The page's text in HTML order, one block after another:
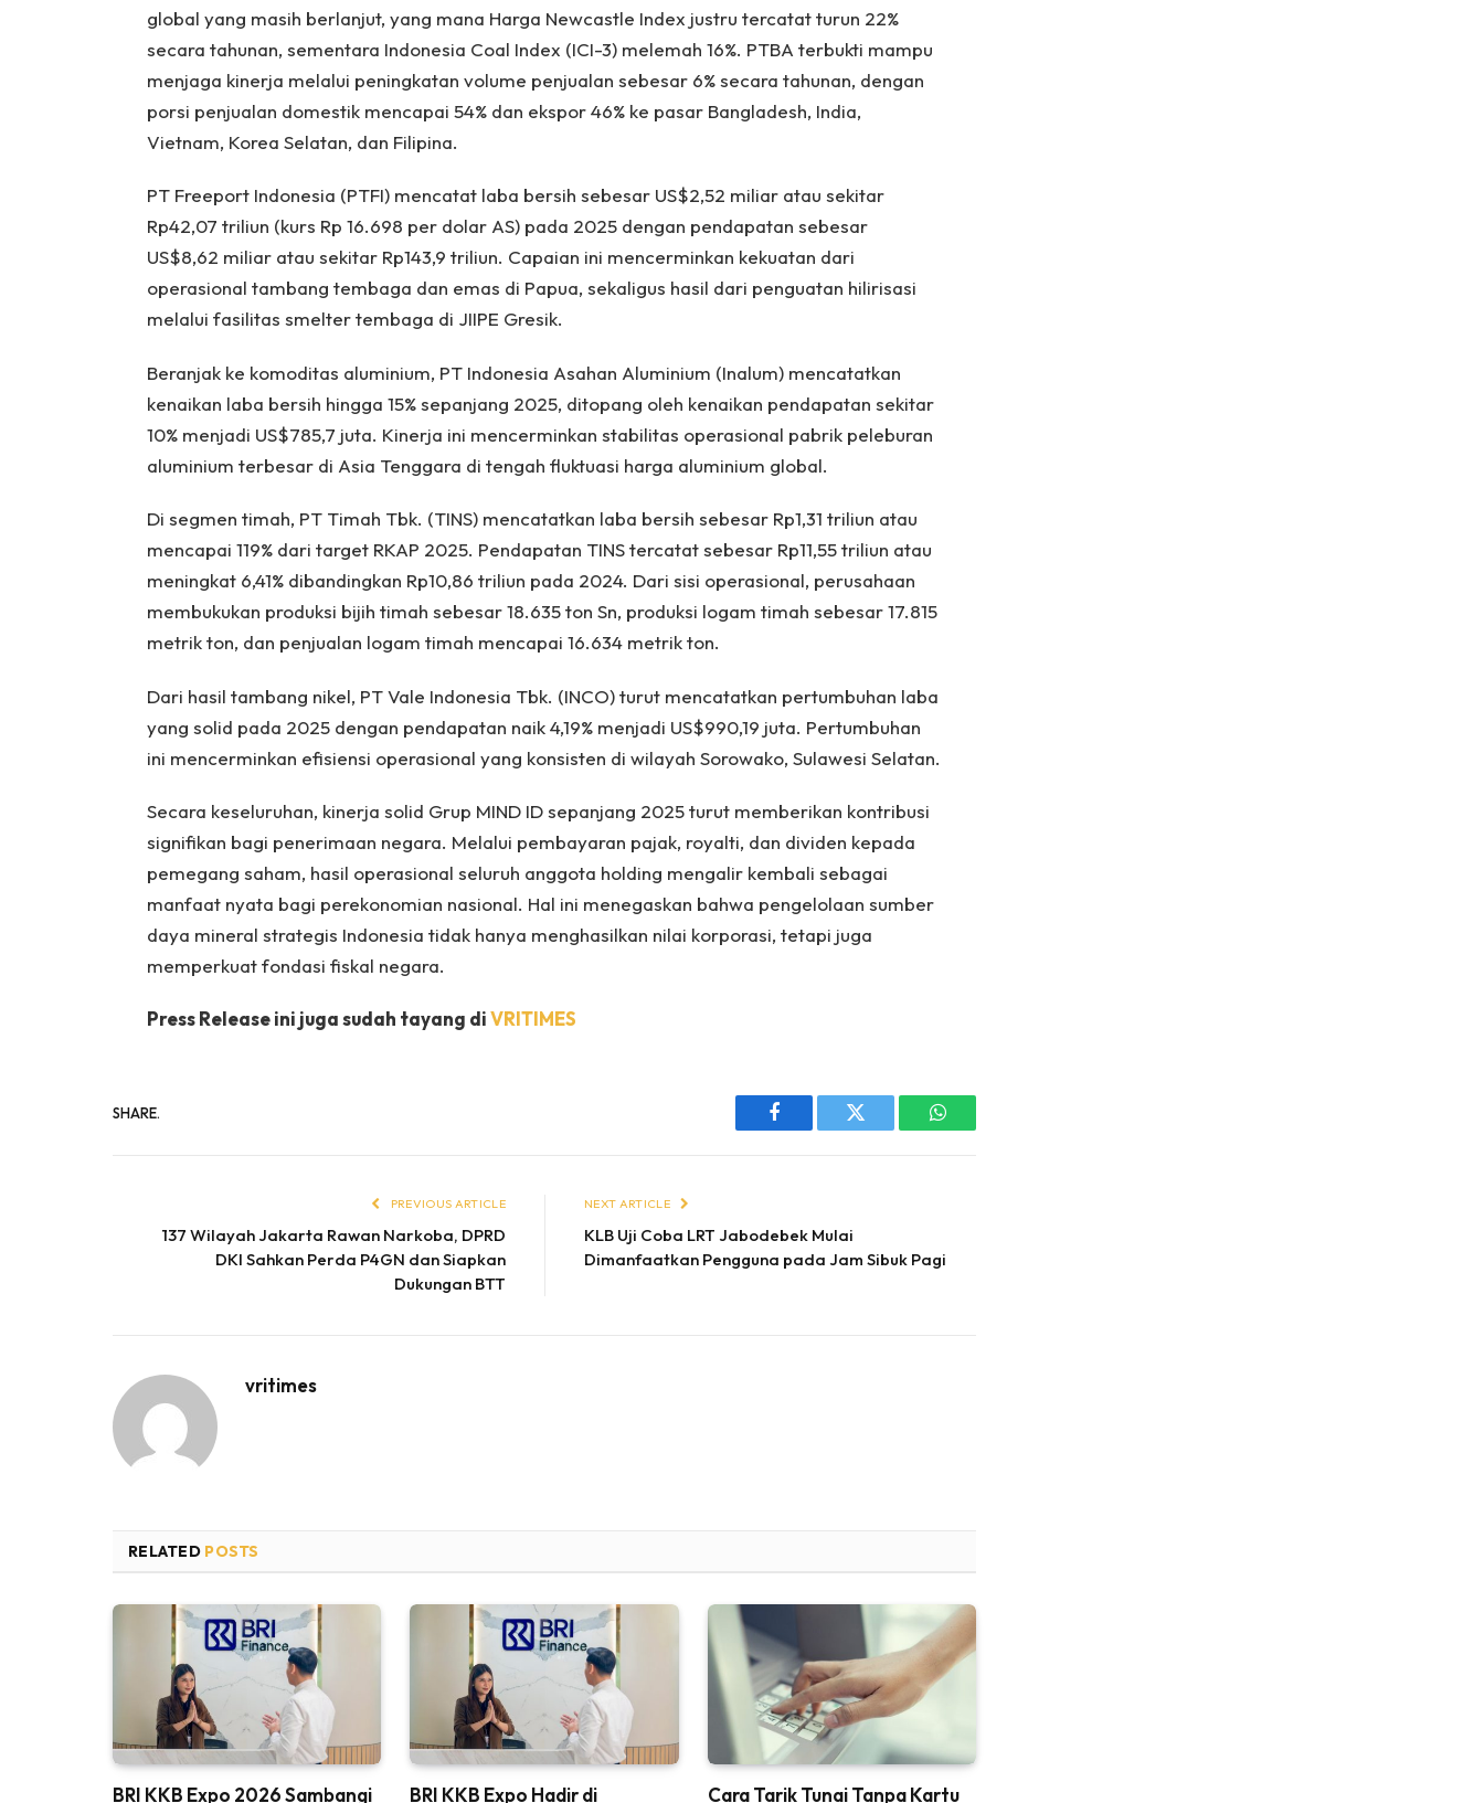
global yang masih berlanjut, yang mana Harga Newcastle Index justru tercatat turun 22%
secara tahunan, sementara Indonesia Coal Index (ICI-3) melemah 16%. PTBA terbukti mampu
menjaga kinerja melalui peningkatan volume penjualan sebesar 6% secara tahunan, dengan
porsi penjualan domestik mencapai 54% dan ekspor 46% ke pasar Bangladesh, India,
Vietnam, Korea Selatan, dan Filipina.
PT Freeport Indonesia (PTFI) mencatat laba bersih sebesar US$2,52 miliar atau sekitar
Rp42,07 triliun (kurs Rp 16.698 per dolar AS) pada 2025 dengan pendapatan sebesar
US$8,62 miliar atau sekitar Rp143,9 triliun. Capaian ini mencerminkan kekuatan dari
operasional tambang tembaga dan emas di Papua, sekaligus hasil dari penguatan hilirisasi
melalui fasilitas smelter tembaga di JIIPE Gresik.
Beranjak ke komoditas aluminium, PT Indonesia Asahan Aluminium (Inalum) mencatatkan
kenaikan laba bersih hingga 15% sepanjang 2025, ditopang oleh kenaikan pendapatan sekitar
10% menjadi US$785,7 juta. Kinerja ini mencerminkan stabilitas operasional pabrik peleburan
aluminium terbesar di Asia Tenggara di tengah fluktuasi harga aluminium global.
Di segmen timah, PT Timah Tbk. (TINS) mencatatkan laba bersih sebesar Rp1,31 triliun atau
mencapai 119% dari target RKAP 2025. Pendapatan TINS tercatat sebesar Rp11,55 triliun atau
meningkat 6,41% dibandingkan Rp10,86 triliun pada 2024. Dari sisi operasional, perusahaan
membukukan produksi bijih timah sebesar 18.635 ton Sn, produksi logam timah sebesar 17.815
metrik ton, dan penjualan logam timah mencapai 16.634 metrik ton.
Dari hasil tambang nikel, PT Vale Indonesia Tbk. (INCO) turut mencatatkan pertumbuhan laba
yang solid pada 2025 dengan pendapatan naik 4,19% menjadi US$990,19 juta. Pertumbuhan
ini mencerminkan efisiensi operasional yang konsisten di wilayah Sorowako, Sulawesi Selatan.
Secara keseluruhan, kinerja solid Grup MIND ID sepanjang 2025 turut memberikan kontribusi
signifikan bagi penerimaan negara. Melalui pembayaran pajak, royalti, dan dividen kepada
pemegang saham, hasil operasional seluruh anggota holding mengalir kembali sebagai
manfaat nyata bagi perekonomian nasional. Hal ini menegaskan bahwa pengelolaan sumber
daya mineral strategis Indonesia tidak hanya menghasilkan nilai korporasi, tetapi juga
memperkuat fondasi fiskal negara.
Press Release ini juga sudah tayang diVRITIMES
SHARE.
Facebook Twitter WhatsApp
PREVIOUS ARTICLE
137 Wilayah Jakarta Rawan Narkoba, DPRD
DKI Sahkan Perda P4GN dan Siapkan
Dukungan BTT
NEXT ARTICLE
KLB Uji Coba LRT Jabodebek Mulai
Dimanfaatkan Pengguna pada Jam Sibuk Pagi
vritimes
RELATED POSTS
BRI KKB Expo 2026 Sambangi BRI KKB Expo Hadir di Cara Tarik Tunai Tanpa Kartu